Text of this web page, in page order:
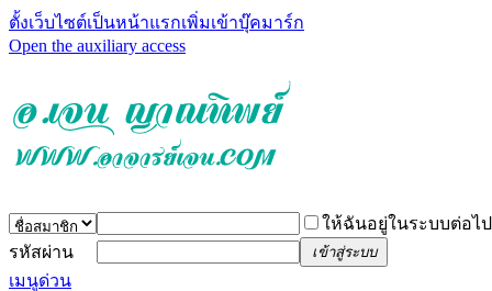
ตั้งเว็บไซต์เป็นหน้าแรกเพิ่มเข้าบุ๊คมาร์ก
Open the auxiliary access
ให้ฉันอยู่ในระบบต่อไป
รหัสผ่าน
เข้าสู่ระบบ
เมนูด่วน